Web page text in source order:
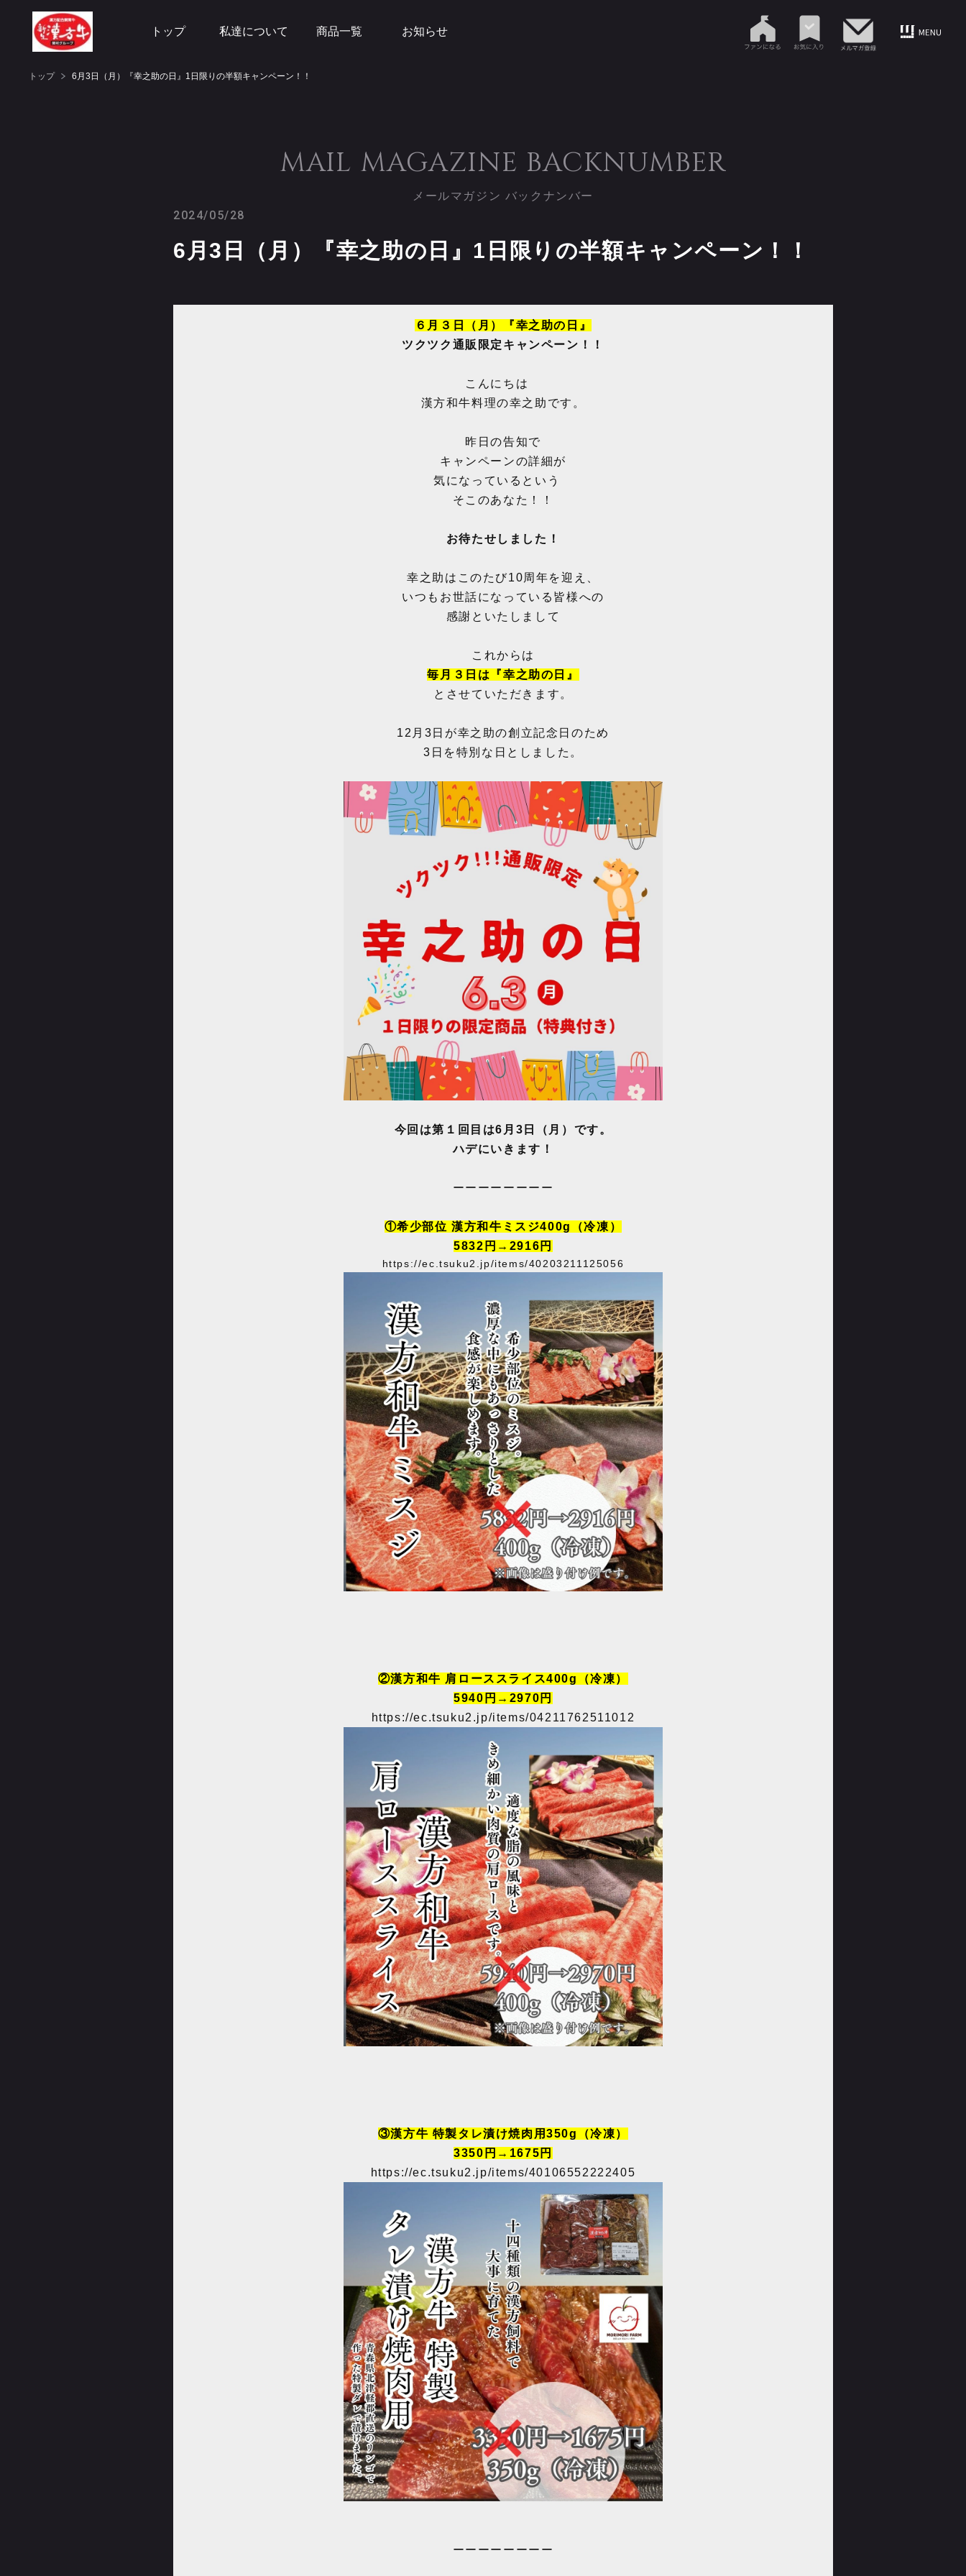
トップ 私達について 商品一覧 お知らせ
トップ 6月3日（月）『幸之助の日』1日限りの半額キャンペーン！！
MAIL MAGAZINE BACKNUMBER
メールマガジン バックナンバー
2024/05/28
6月3日（月）『幸之助の日』1日限りの半額キャンペーン！！
６月３日（月）『幸之助の日』
ツクツク通販限定キャンペーン！！
こんにちは
漢方和牛料理の幸之助です。
昨日の告知で
キャンペーンの詳細が
気になっているという
そこのあなた！！
お待たせしました！
幸之助はこのたび10周年を迎え、
いつもお世話になっている皆様への
感謝といたしまして
これからは
毎月３日は『幸之助の日』
とさせていただきます。
12月3日が幸之助の創立記念日のため
3日を特別な日としました。
今回は第１回目は6月3日（月）です。
ハデにいきます！
ーーーーーーーー
①希少部位 漢方和牛ミスジ400g（冷凍）
5832円→2916円
https://ec.tsuku2.jp/items/40203211125056
②漢方和牛 肩 ローススライス400g（冷凍）
5940円→2970円
https://ec.tsuku2.jp/items/04211762511012
③漢方牛 特製タレ漬け焼肉用350g（冷凍）
3350円→1675円
https://ec.tsuku2.jp/items/40106552222405
ーーーーーーーー